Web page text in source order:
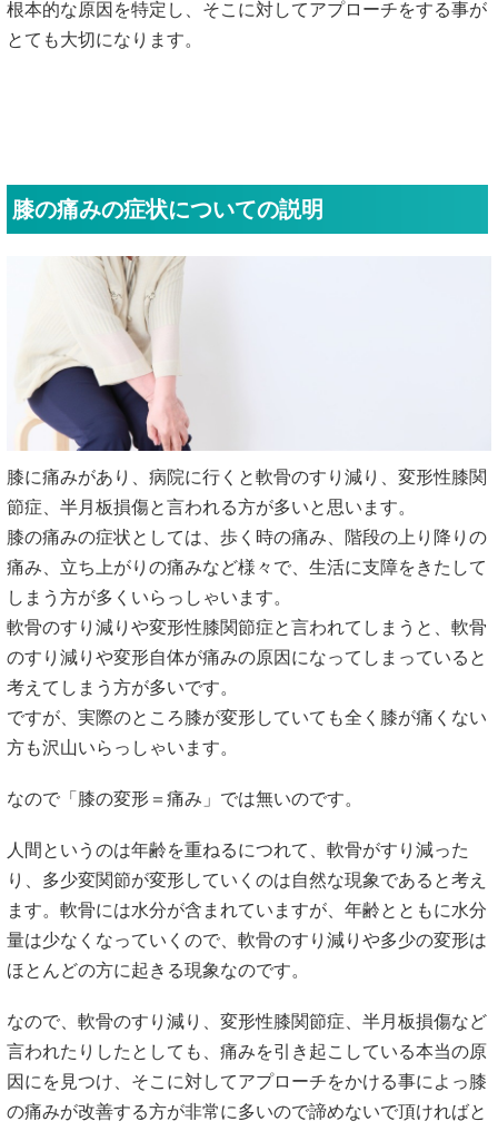
根本的な原因を特定し、そこに対してアプローチをする事が
とても大切になります。
膝の痛みの症状についての説明
膝に痛みがあり、病院に行くと軟骨のすり減り、変形性膝関
節症、半月板損傷と言われる方が多いと思います。
膝の痛みの症状としては、歩く時の痛み、階段の上り降りの
痛み、立ち上がりの痛みなど様々で、生活に支障をきたして
しまう方が多くいらっしゃいます。
軟骨のすり減りや変形性膝関節症と言われてしまうと、軟骨
のすり減りや変形自体が痛みの原因になってしまっていると
考えてしまう方が多いです。
ですが、実際のところ膝が変形していても全く膝が痛くない
方も沢山いらっしゃいます。
なので「膝の変形＝痛み」では無いのです。
人間というのは年齢を重ねるにつれて、軟骨がすり減った
り、多少変関節が変形していくのは自然な現象であると考え
ます。軟骨には水分が含まれていますが、年齢とともに水分
量は少なくなっていくので、軟骨のすり減りや多少の変形は
ほとんどの方に起きる現象なのです。
なので、軟骨のすり減り、変形性膝関節症、半月板損傷など
言われたりしたとしても、痛みを引き起こしている本当の原
因にを見つけ、そこに対してアプローチをかける事によっ膝
の痛みが改善する方が非常に多いので諦めないで頂ければと